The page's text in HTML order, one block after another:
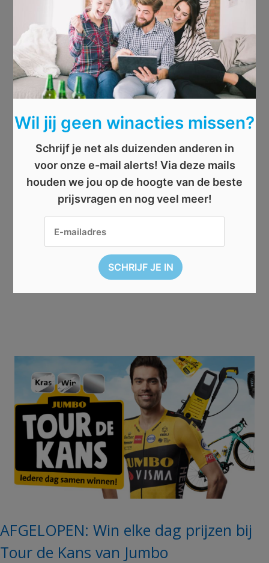
AFGELOPEN: Win elke dag prijzen bij
Tour de Kans van Jumbo
Wil jij geen winacties missen?
Schrijf je net als duizenden anderen in
voor onze e-mail alerts! Via deze mails
houden we jou op de hoogte van de beste
prijsvragen en nog veel meer!